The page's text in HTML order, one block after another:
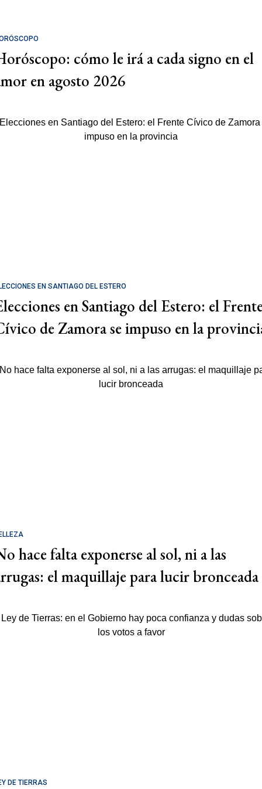
cómo le irá a cada signo en el
en agosto 2026
EN SANTIAGO DEL ESTERO
en Santiago del Estero: el
de Zamora se impuso en la
hace falta exponerse al sol, ni a las
el maquillaje para lucir bronceada
DE TIERRAS